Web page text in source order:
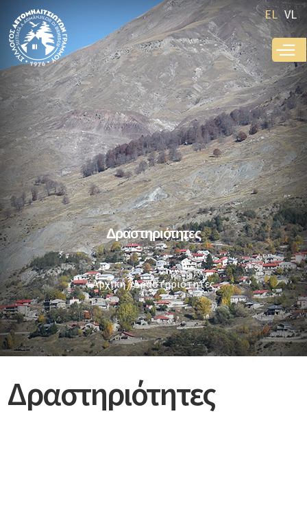
Παράκαμψη
προς το
κυρίως
περιεχόμενο
EL VL
Αρχική Δραστηριότητες
Δραστηριότητες
Δραστηριότητες